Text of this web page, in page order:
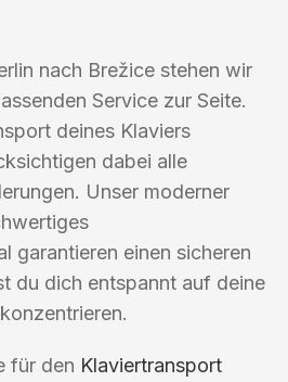
nach Brežice stehen wir
Service zur Seite.
deines Klaviers
dabei alle
Unser moderner
garantieren einen sicheren
du dich entspannt auf deine
für den Klaviertransport